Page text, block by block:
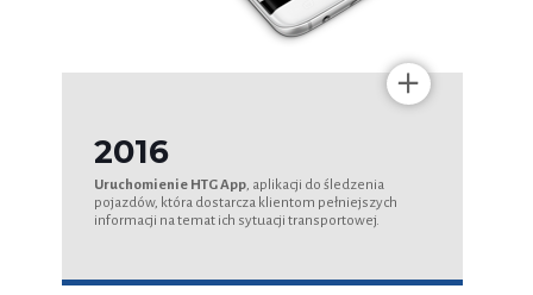
+
2016
Uruchomienie HTG App, aplikacji do śledzenia
pojazdów, która dostarcza klientom pełniejszych
informacji na temat ich sytuacji transportowej.